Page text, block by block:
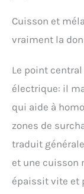
Cuisson et
vraiment la
Le point
électrique: il
qui aide à
zones de
traduit
et une cuisson
épaissit vite et